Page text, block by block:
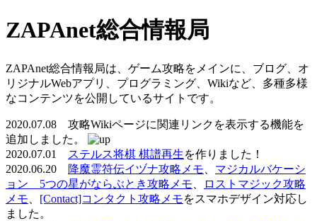
ZAPAnet総合情報局
ZAPAnet総合情報局は、ゲーム攻略をメインに、ブログ、オ
リジナルWebアプリ、プログラミング、Wikiなど、多種多様
なコンテンツを公開しているサイトです。
2020.07.08 攻略Wikiページに関連リンクを表示する機能を
追加しました。
2020.07.01
ステルス将棋 棋譜再生を作りました！
2020.06.20
降魔霊符伝イヅナ攻略メモ
マジカルバケーシ
ョン 5つの星がならぶとき攻略メモ
ロストマジック攻略
メモ
[Contact]コンタクト攻略メモをスマホデザイン対応し
ました。